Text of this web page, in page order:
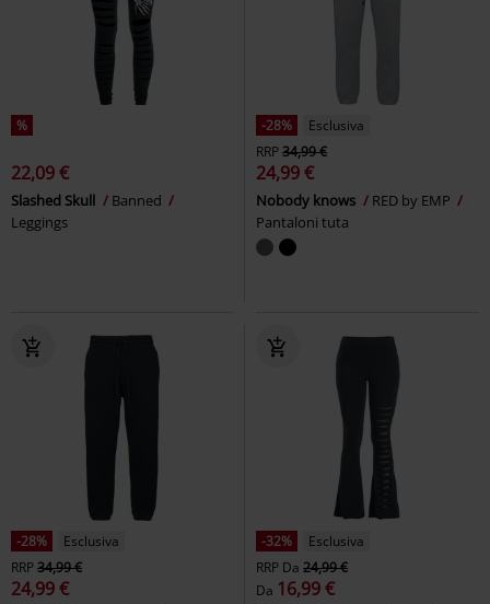
%
22,09 €
Slashed Skull
Banned
Leggings
-28%
Esclusiva
RRP34,99 €
24,99 €
Nobody knows
RED by EMP
Pantaloni tuta
-28%
Esclusiva
RRP34,99 €
24,99 €
-32%
Esclusiva
RRP Da 24,99 €
Da 16,99 €